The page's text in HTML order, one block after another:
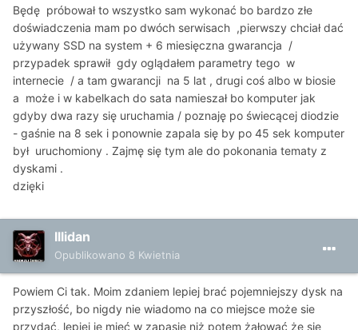
Będę próbował to wszystko sam wykonać bo bardzo złe
doświadczenia mam po dwóch serwisach ,pierwszy chciał dać
używany SSD na system + 6 miesięczna gwarancja /
przypadek sprawił gdy oglądałem parametry tego w
internecie / a tam gwarancji na 5 lat , drugi coś albo w biosie
a może i w kabelkach do sata namieszał bo komputer jak
gdyby dwa razy się uruchamia / poznaję po świecącej diodzie
- gaśnie na 8 sek i ponownie zapala się by po 45 sek komputer
był uruchomiony . Zajmę się tym ale do pokonania tematy z
dyskami .
dzięki
Illidan
Opublikowano 8 Kwietnia
Powiem Ci tak. Moim zdaniem lepiej brać pojemniejszy dysk na
przyszłość, bo nigdy nie wiadomo na co miejsce może sie
przydać, lepiej je mieć w zapasie niż potem żałować że się